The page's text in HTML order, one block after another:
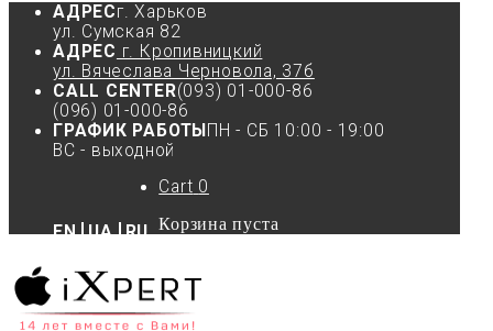
АДРЕСг. Харьков
ул. Сумская 82
АДРЕС г. Кропивницкий
ул. Вячеслава Черновола, 37б
CALL CENTER(093) 01-000-86
(096) 01-000-86
ГРАФИК РАБОТЫ ПН - СБ 10:00 - 19:00
ВС - выходной
EN UA RU
Cart 0
Корзина пуста